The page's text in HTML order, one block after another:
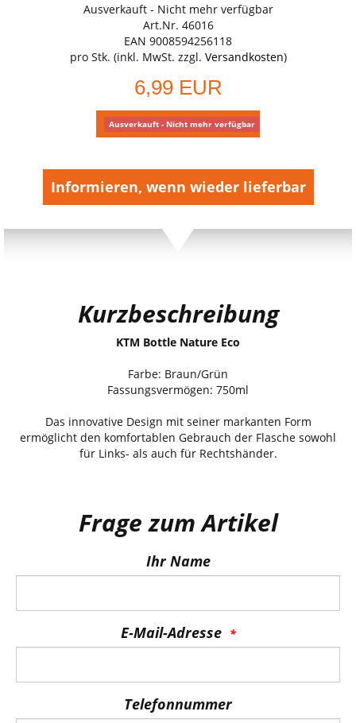
Ausverkauft - Nicht mehr verfügbar
Art.Nr. 46016
EAN 9008594256118
pro Stk. (inkl. MwSt. zzgl. Versandkosten)
6,99 EUR
Ausverkauft - Nicht mehr verfügbar
Informieren, wenn wieder lieferbar
Kurzbeschreibung
KTM Bottle Nature Eco
Farbe: Braun/Grün
Fassungsvermögen: 750ml
Das innovative Design mit seiner markanten Form
ermöglicht den komfortablen Gebrauch der Flasche sowohl
für Links- als auch für Rechtshänder.
Frage zum Artikel
Ihr Name
E-Mail-Adresse
Telefonnummer